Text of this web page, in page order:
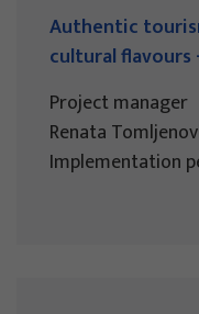
Authentic
cultural flavours -
Project manager
Renata
Implementation